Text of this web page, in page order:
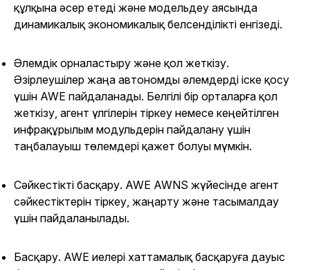
құлқына әсер етеді және модельдеу аясында
динамикалық экономикалық белсенділікті енгізеді.
Әлемдік орналастыру және қол жеткізу.
Әзірлеушілер жаңа автономды әлемдерді іске қосу
үшін AWE пайдаланады. Белгілі бір орталарға қол
жеткізу, агент үлгілерін тіркеу немесе кеңейтілген
инфрақұрылым модульдерін пайдалану үшін
таңбалауыш төлемдері қажет болуы мүмкін.
Сәйкестікті басқару. AWE AWNS жүйесінде агент
сәйкестіктерін тіркеу, жаңарту және тасымалдау
үшін пайдаланылады.
Басқару. AWE иелері хаттамалық басқаруға дауыс